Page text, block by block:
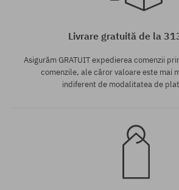
Mărimi
Livrare gratuită de la
Asigurăm GRATUIT expedierea comenzii
comenzile, ale căror valoare este mai
indiferent de modalitatea de